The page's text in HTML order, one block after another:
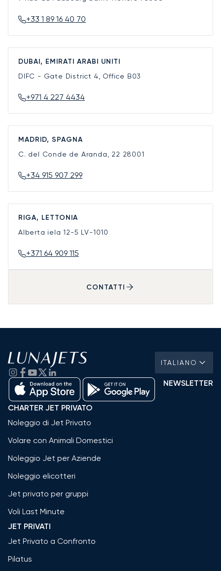
+33 1 89 16 40 70
DUBAI, EMIRATI ARABI UNITI
DIFC - Gate District 4, Office B03
+971 4 227 4434
MADRID, SPAGNA
C. del Conde de Aranda, 22 28001
+34 915 907 299
RIGA, LETTONIA
Alberta iela 12-5 LV-1010
+371 64 909 115
CONTATTI
ITALIANO
NEWSLETTER
CHARTER JET PRIVATO
Noleggio di Jet Privato
Volare con Animali Domestici
Noleggio Jet per Aziende
Noleggio elicotteri
Jet privato per gruppi
Voli Last Minute
JET PRIVATI
Jet Privato a Confronto
Pilatus